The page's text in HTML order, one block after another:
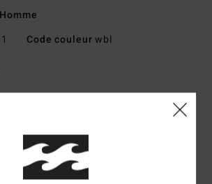
Code couleurwbl
de bouteilles en plastique PET